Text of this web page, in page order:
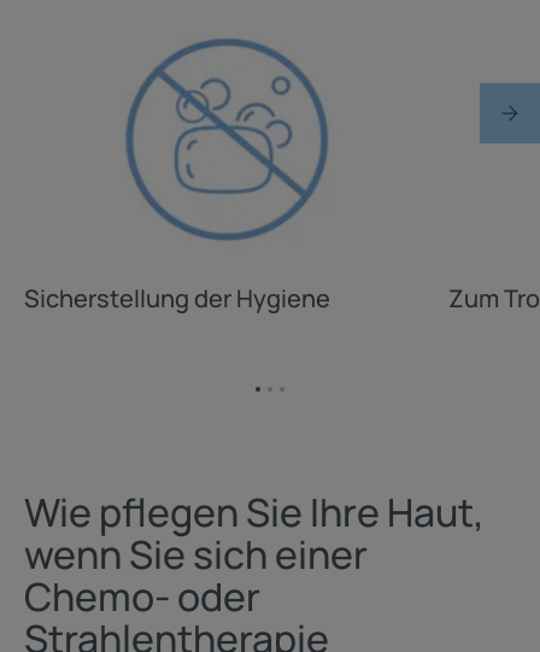
Sicherstellung der Hygiene Zum
ZumZumZum
Wie pflegen Sie Ihre Haut,
wenn Sie sich einer
Chemo- oder
Strahlentherapie